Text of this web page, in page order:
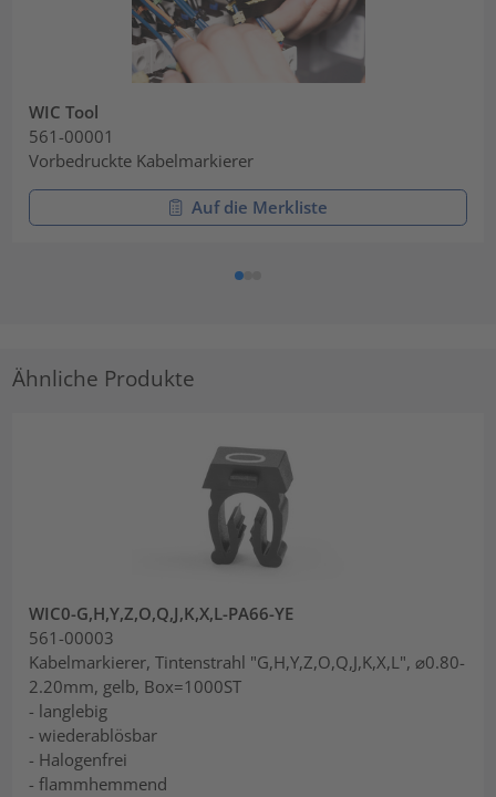
WIC Tool
561-00001
Vorbedruckte Kabelmarkierer
Auf die Merkliste
Ähnliche Produkte
WIC0-G,H,Y,Z,O,Q,J,K,X,L-PA66-YE
561-00003
Kabelmarkierer, Tintenstrahl "G,H,Y,Z,O,Q,J,K,X,L", ⌀0.80-
2.20mm, gelb, Box=1000ST
- langlebig
- wiederablösbar
- Halogenfrei
- flammhemmend